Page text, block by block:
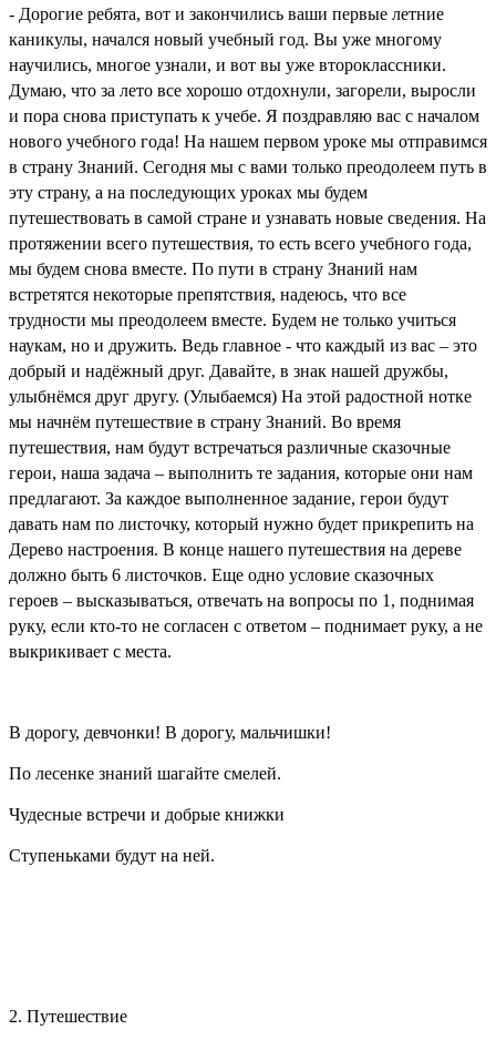
- Дорогие ребята, вот и закончились ваши первые летние
каникулы, начался новый учебный год. Вы уже многому
научились, многое узнали, и вот вы уже второклассники.
Думаю, что за лето все хорошо отдохнули, загорели, выросли
и пора снова приступать к учебе. Я поздравляю вас с началом
нового учебного года! На нашем первом уроке мы отправимся
в страну Знаний. Сегодня мы с вами только преодолеем путь в
эту страну, а на последующих уроках мы будем
путешествовать в самой стране и узнавать новые сведения. На
протяжении всего путешествия, то есть всего учебного года,
мы будем снова вместе. По пути в страну Знаний нам
встретятся некоторые препятствия, надеюсь, что все
трудности мы преодолеем вместе. Будем не только учиться
наукам, но и дружить. Ведь главное - что каждый из вас – это
добрый и надёжный друг. Давайте, в знак нашей дружбы,
улыбнёмся друг другу. (Улыбаемся) На этой радостной нотке
мы начнём путешествие в страну Знаний. Во время
путешествия, нам будут встречаться различные сказочные
герои, наша задача – выполнить те задания, которые они нам
предлагают. За каждое выполненное задание, герои будут
давать нам по листочку, который нужно будет прикрепить на
Дерево настроения. В конце нашего путешествия на дереве
должно быть 6 листочков. Еще одно условие сказочных
героев – высказываться, отвечать на вопросы по 1, поднимая
руку, если кто-то не согласен с ответом – поднимает руку, а не
выкрикивает с места.
В дорогу, девчонки! В дорогу, мальчишки!
По лесенке знаний шагайте смелей.
Чудесные встречи и добрые книжки
Ступеньками будут на ней.
2. Путешествие